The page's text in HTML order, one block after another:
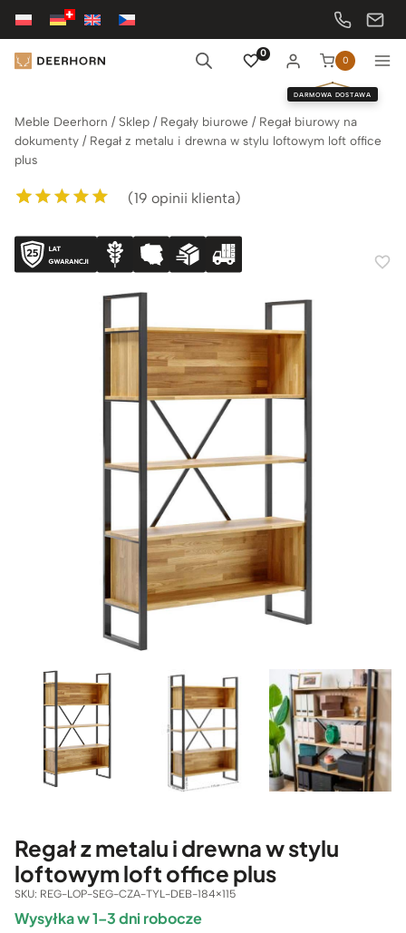
Przejdź
treści
0
0
DARMOWA DOSTAWA
Meble Deerhorn / Sklep / Regały biurowe / Regał biurowy na
dokumenty / Regał z metalu i drewna w stylu loftowym loft office
plus
5.00na 5 na
podstawie
ocen klientów
(19 opinii klienta)
Regał z metalu i drewna w stylu
loftowym loft office plus
SKU: REG-LOP-SEG-CZA-TYL-DEB-184×115
Wysyłka w 1–3 dni robocze